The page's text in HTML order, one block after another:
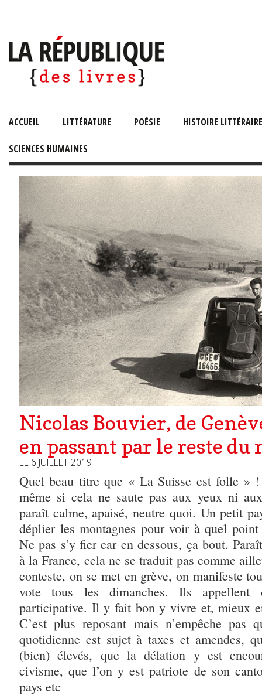
ACCUEIL LITTÉRATURE POÉSIE HISTOIRE LITTÉRAIRE
SCIENCES HUMAINES
Nicolas Bouvier, de
en passant par le reste du
LE 6 JUILLET 2019
Quel beau titre que « La Suisse est folle »
même si cela ne saute pas aux yeux ni
paraît calme, apaisé, neutre quoi. Un petit
déplier les montagnes pour voir à quel
Ne pas s’y fier car en dessous, ça bout.
à la France, cela ne se traduit pas comme
conteste, on se met en grève, on manifeste
vote tous les dimanches. Ils appellent
participative. Il y fait bon y vivre et, mieux
C’est plus reposant mais n’empêche pas
quotidienne est sujet à taxes et amendes,
(bien) élevés, que la délation y est
civisme, que l’on y est patriote de son
pays etc